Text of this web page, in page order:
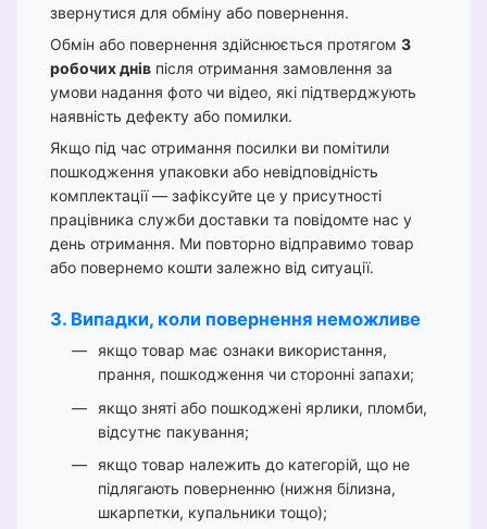
звернутися для обміну або повернення.
Обмін або повернення здійснюється протягом 3
робочих днів після отримання замовлення за
умови надання фото чи відео, які підтверджують
наявність дефекту або помилки.
Якщо під час отримання посилки ви помітили
пошкодження упаковки або невідповідність
комплектації — зафіксуйте це у присутності
працівника служби доставки та повідомте нас у
день отримання. Ми повторно відправимо товар
або повернемо кошти залежно від ситуації.
3. Випадки, коли повернення неможливе
якщо товар має ознаки використання,
прання, пошкодження чи сторонні запахи;
якщо зняті або пошкоджені ярлики, пломби,
відсутнє пакування;
якщо товар належить до категорій, що не
підлягають поверненню (нижня білизна,
шкарпетки, купальники тощо);